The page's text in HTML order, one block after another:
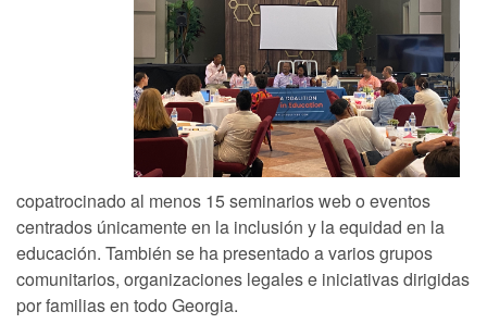
copatrocinado al menos 15 seminarios web o eventos
centrados únicamente en la inclusión y la equidad en la
educación. También se ha presentado a varios grupos
comunitarios, organizaciones legales e iniciativas dirigidas
por familias en todo Georgia.